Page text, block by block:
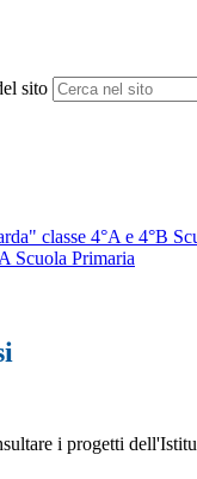
sito
classe 4°A e 4°B
Scuola Primaria
i progetti